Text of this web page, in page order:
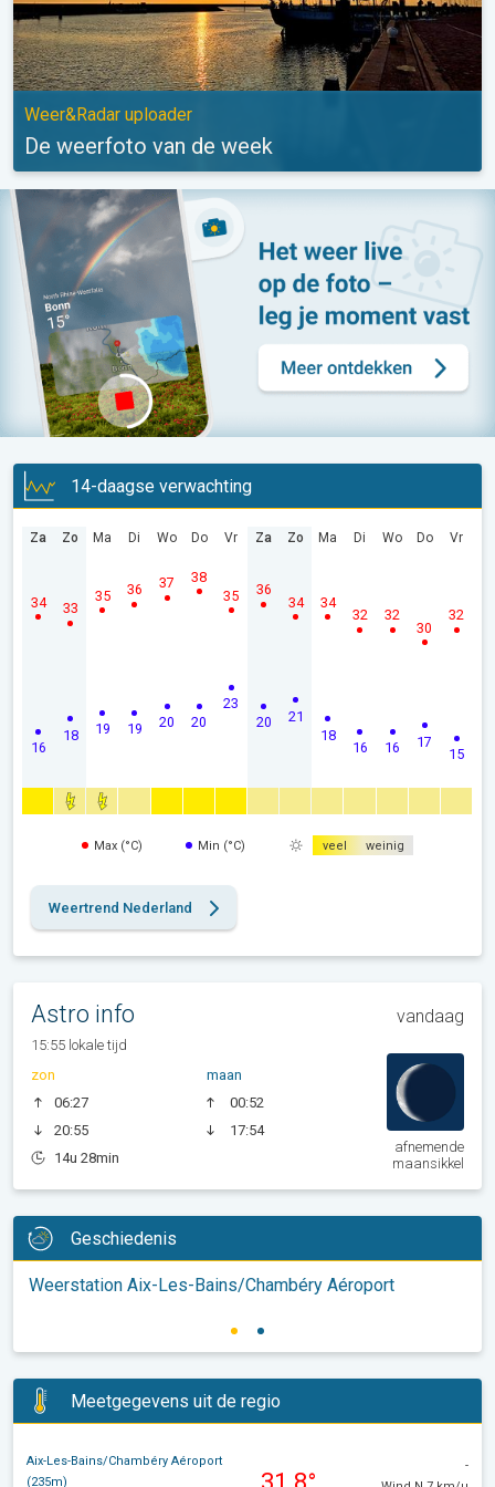
Weer&Radar uploader
De weerfoto van de week
14-daagse verwachting
Za
16
34
Zo
18
33
Ma
19
35
Di
19
36
Wo
20
37
Do
20
38
Vr
23
35
Za
20
36
Zo
21
34
Ma
18
34
Di
16
32
Wo
16
32
Do
17
30
Vr
15
32
Max (°C) Min (°C) veel weinig
Weertrend Nederland
Astro info vandaag
15:55 lokale tijd
zon
06:27
20:55
14u 28min
maan
00:52
17:54
afnemende
maansikkel
Geschiedenis
Weerstation Aix-Les-Bains/Chambéry Aéroport
Meetgegevens uit de regio
Aix-Les-Bains/Chambéry Aéroport
(235m)
-